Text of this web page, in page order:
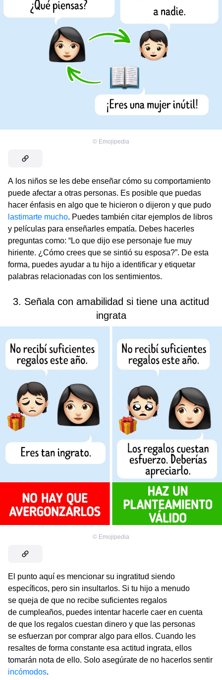
© Emojipedia
A los niños se les debe enseñar cómo su comportamiento
puede afectar a otras personas. Es posible que puedas
hacer énfasis en algo que te hicieron o dijeron y que pudo
lastimarte mucho. Puedes también citar ejemplos de libros
y películas para enseñarles empatía. Debes hacerles
preguntas como: “Lo que dijo ese personaje fue muy
hiriente. ¿Cómo crees que se sintió su esposa?”. De esta
forma, puedes ayudar a tu hijo a identificar y etiquetar
palabras relacionadas con los sentimientos.
3. Señala con amabilidad si tiene una actitud
ingrata
© Emojipedia
El punto aquí es mencionar su ingratitud siendo
específicos, pero sin insultarlos. Si tu hijo a menudo
se queja de que no recibe suficientes regalos
de cumpleaños, puedes intentar hacerle caer en cuenta
de que los regalos cuestan dinero y que las personas
se esfuerzan por comprar algo para ellos. Cuando les
resaltes de forma constante esa actitud ingrata, ellos
tomarán nota de ello. Solo asegúrate de no hacerlos sentir
incómodos.